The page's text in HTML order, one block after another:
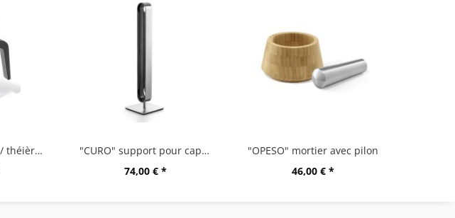
"SEGOS" cafetière / théièreà piston
"CURO" support pour capsules
74,00 € *
"OPESO" mortier avec pilon
46,00 € *